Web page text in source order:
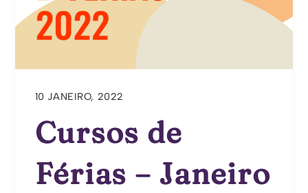
10 JANEIRO, 2022
Cursos de
Férias – Janeiro